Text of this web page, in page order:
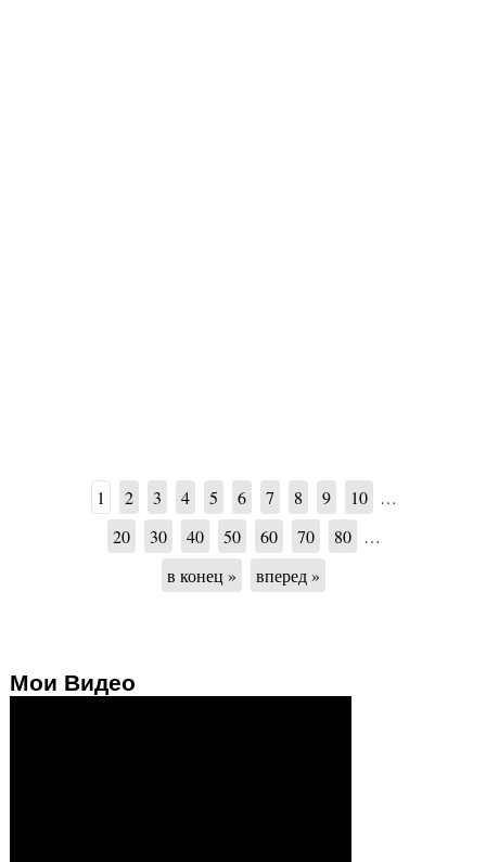
1 2 3 4 5 6 7 8 9 10
…
20
30 40 50 60 70 80
…
в конец »
вперед »
Мои Видео